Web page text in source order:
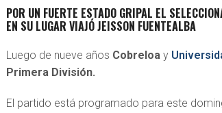
POR UN FUERTE ESTADO GRIPAL EL
EN SU LUGAR VIAJÓ JEISSON FUENTEALBA
Luego de nueve años Cobreloa y
Primera División.
El partido está programado para este